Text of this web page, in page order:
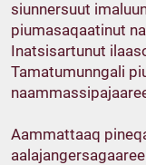
siunnersuut
piumasaqaatinut
Inatsisartunut
Tamatumunngali
Aammattaaq